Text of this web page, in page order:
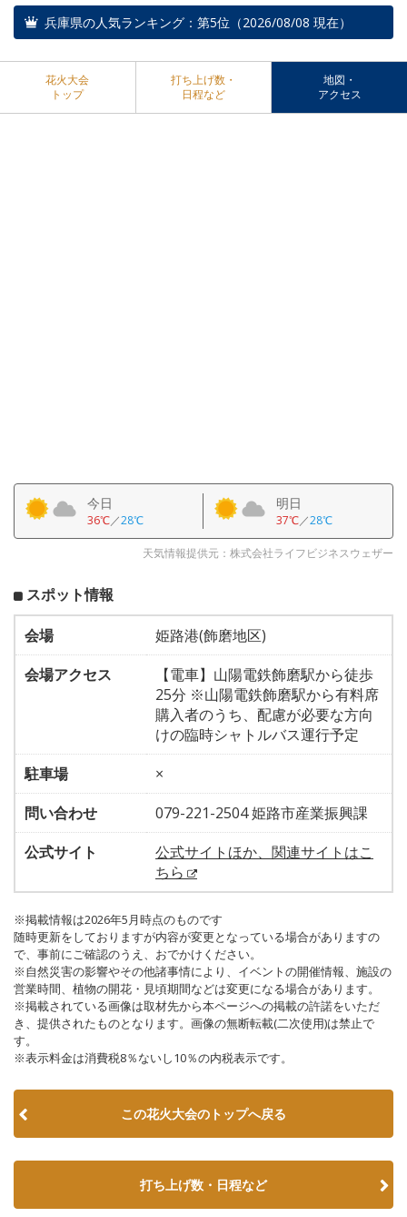
兵庫県の人気ランキング：第5位（2026/08/08 現在）
花火大会
トップ
打ち上げ数・
日程など
地図・
アクセス
今日
36℃／28℃
明日
37℃／28℃
天気情報提供元：株式会社ライフビジネスウェザー
スポット情報
会場
姫路港(飾磨地区)
会場アクセス
【電車】山陽電鉄飾磨駅から徒歩
25分 ※山陽電鉄飾磨駅から有料席
購入者のうち、配慮が必要な方向
けの臨時シャトルバス運行予定
駐車場
×
問い合わせ
079-221-2504 姫路市産業振興課
公式サイト
公式サイトほか、関連サイトはこ
ちら
※掲載情報は2026年5月時点のものです
随時更新をしておりますが内容が変更となっている場合がありますの
で、事前にご確認のうえ、おでかけください。
※自然災害の影響やその他諸事情により、イベントの開催情報、施設の
営業時間、植物の開花・見頃期間などは変更になる場合があります。
※掲載されている画像は取材先から本ページへの掲載の許諾をいただ
き、提供されたものとなります。画像の無断転載(二次使用)は禁止で
す。
※表示料金は消費税8％ないし10％の内税表示です。
この花火大会のトップへ戻る
打ち上げ数・日程など